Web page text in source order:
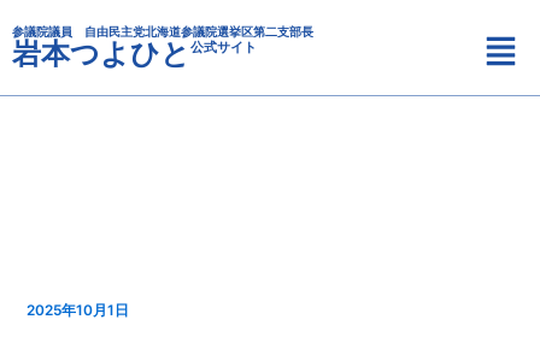
容
を
ス
参議院議員 自由民主党北海道参議院選挙区第二支部長
岩本つよひと 公式サイト
メ
ニ
ュ
2025年10月1日
テ
ゴ